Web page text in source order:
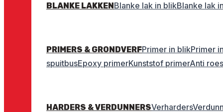
BLANKE LAKKENBlanke lak in blikBlanke lak
PRIMERS & GRONDVERFPrimer in blikPrimer
spuitbusEpoxy primerKunststof primerAnti
HARDERS & VERDUNNERSVerharders